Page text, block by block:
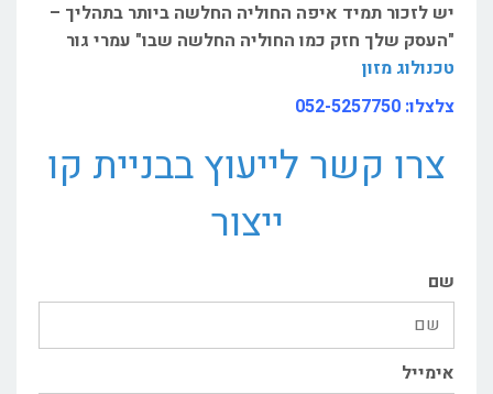
יש לזכור תמיד איפה החוליה החלשה ביותר בתהליך –
"העסק שלך חזק כמו החוליה החלשה שבו" עמרי גור
טכנולוג מזון
צלצלו: 052-5257750
צרו קשר לייעוץ בבניית קו
ייצור
שם
אימייל